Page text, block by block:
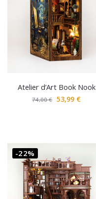
Atelier d’Art Book Nook
74,00€ 53,99 €
-22%